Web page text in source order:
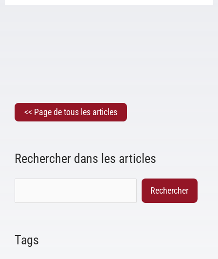
<< Page de tous les articles
Rechercher dans les articles
Rechercher
Tags